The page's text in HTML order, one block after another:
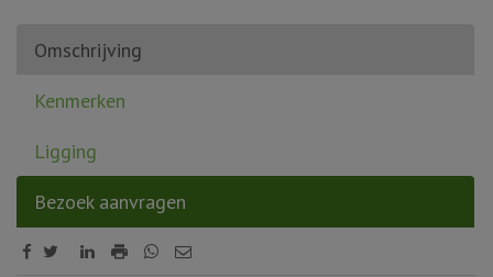
Omschrijving
Kenmerken
Ligging
Bezoek aanvragen